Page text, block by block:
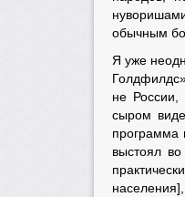
обычным
Я уже
не России,
сыром
программа
выстоял